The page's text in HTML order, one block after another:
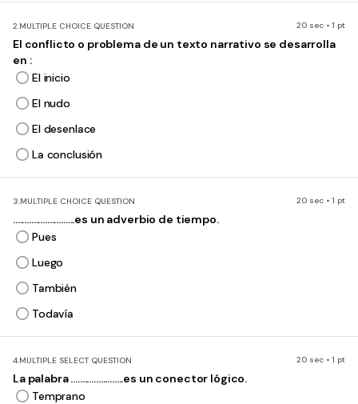
2.MULTIPLE CHOICE QUESTION 20 sec • 1 pt
El conflicto o problema de un texto narrativo se desarrolla
en :
El inicio
El nudo
El desenlace
La conclusión
3.MULTIPLE CHOICE QUESTION 20 sec • 1 pt
...........................es un adverbio de tiempo.
Pues
Luego
También
Todavía
4.MULTIPLE SELECT QUESTION 20 sec • 1 pt
La palabra .......................es un conector lógico.
Temprano